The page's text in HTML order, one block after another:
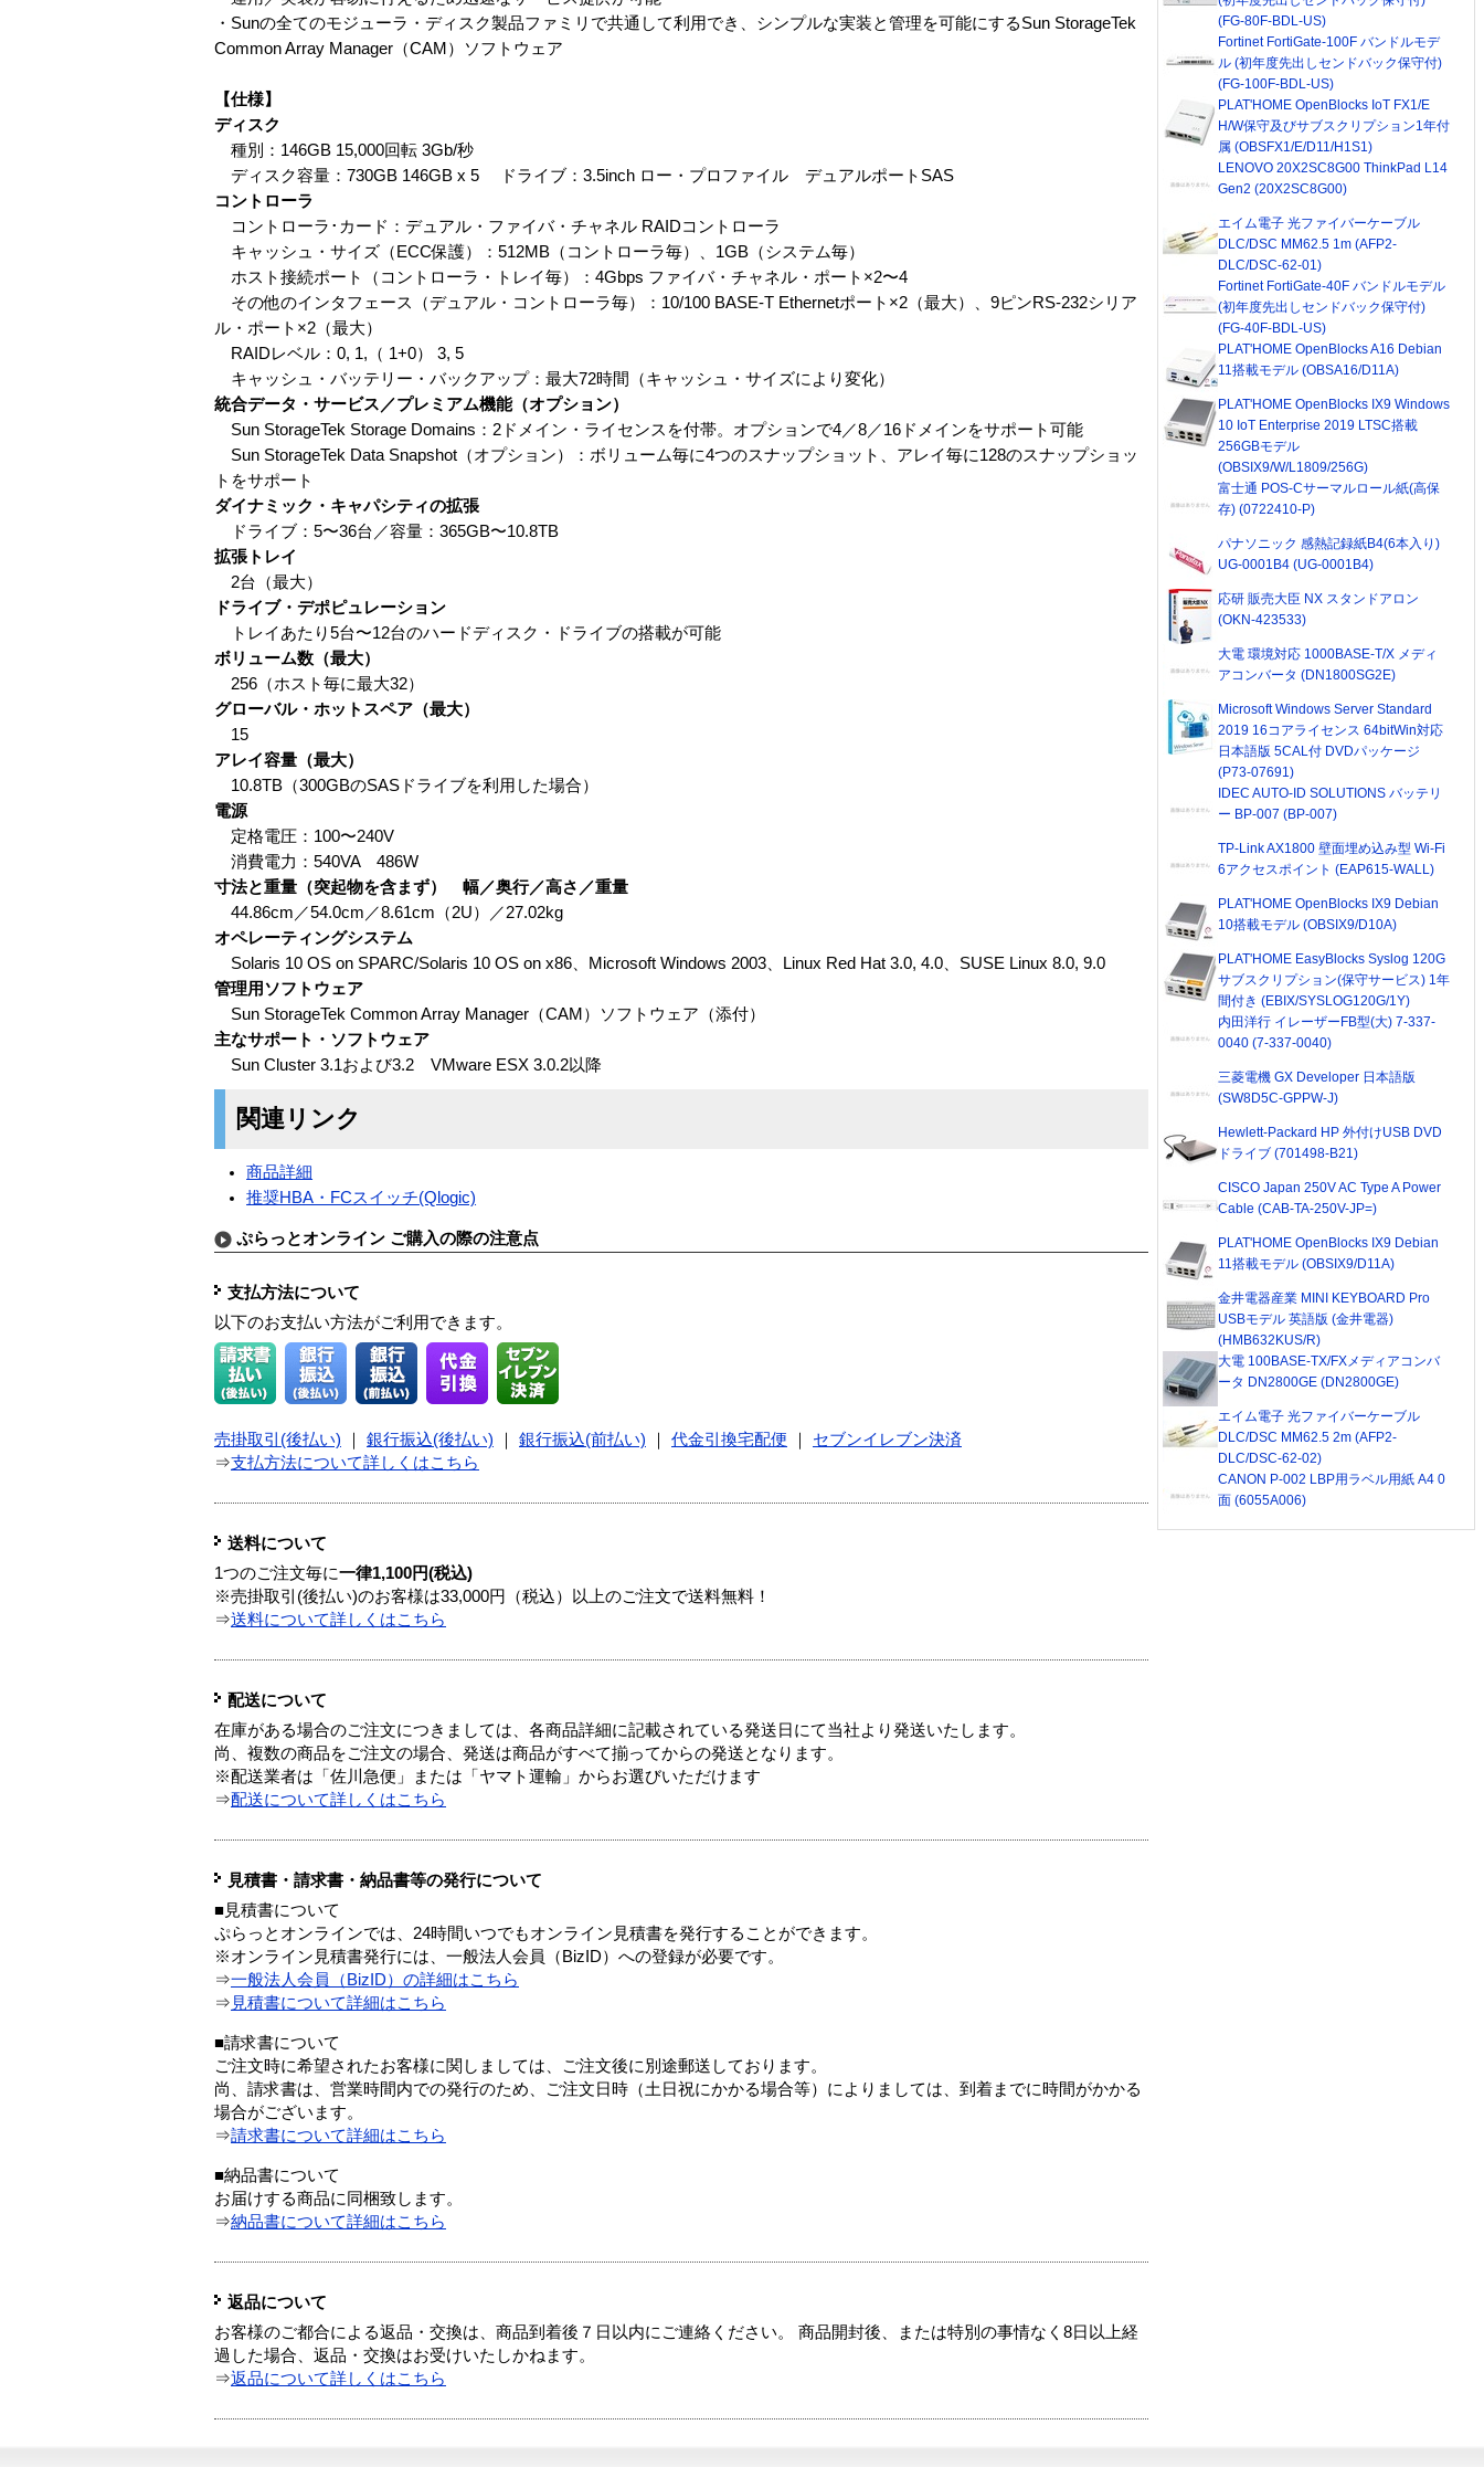
・Sunの全てのモジューラ・ディスク製品ファミリで共通して利用でき、シンプルな実装と管理を可能にするSun StorageTek
Common Array Manager（CAM）ソフトウェア
【仕様】
ディスク
種別：146GB 15,000回転 3Gb/秒
ディスク容量：730GB 146GB x 5 ドライブ：3.5inch ロー・プロファイル デュアルポートSAS
コントローラ
コントローラ･カード：デュアル・ファイバ・チャネル RAIDコントローラ
キャッシュ・サイズ（ECC保護）：512MB（コントローラ毎）、1GB（システム毎）
ホスト接続ポート（コントローラ・トレイ毎）：4Gbps ファイバ・チャネル・ポート×2〜4
その他のインタフェース（デュアル・コントローラ毎）：10/100 BASE-T Ethernetポート×2（最大）、9ピンRS-232シリア
ル・ポート×2（最大）
RAIDレベル：0, 1,（ 1+0） 3, 5
キャッシュ・バッテリー・バックアップ：最大72時間（キャッシュ・サイズにより変化）
統合データ・サービス／プレミアム機能（オプション）
Sun StorageTek Storage Domains：2ドメイン・ライセンスを付帯。オプションで4／8／16ドメインをサポート可能
Sun StorageTek Data Snapshot（オプション）：ボリューム毎に4つのスナップショット、アレイ毎に128のスナップショッ
トをサポート
ダイナミック・キャパシティの拡張
ドライブ：5〜36台／容量：365GB〜10.8TB
拡張トレイ
2台（最大）
ドライブ・デポピュレーション
トレイあたり5台〜12台のハードディスク・ドライブの搭載が可能
ボリューム数（最大）
256（ホスト毎に最大32）
グローバル・ホットスペア（最大）
15
アレイ容量（最大）
10.8TB（300GBのSASドライブを利用した場合）
電源
定格電圧：100〜240V
消費電力：540VA 486W
寸法と重量（突起物を含まず） 幅／奥行／高さ／重量
44.86cm／54.0cm／8.61cm（2U）／27.02kg
オペレーティングシステム
Solaris 10 OS on SPARC/Solaris 10 OS on x86、Microsoft Windows 2003、Linux Red Hat 3.0, 4.0、SUSE Linux 8.0, 9.0
管理用ソフトウェア
Sun StorageTek Common Array Manager（CAM）ソフトウェア（添付）
主なサポート・ソフトウェア
Sun Cluster 3.1および3.2 VMware ESX 3.0.2以降
関連リンク
商品詳細
推奨HBA・FCスイッチ(Qlogic)
ぷらっとオンライン ご購入の際の注意点
支払方法について
以下のお支払い方法がご利用できます。
売掛取引(後払い) 銀行振込(後払い) 銀行振込(前払い) 代金引換宅配便
セブンイレブン決済
⇒支払方法について詳しくはこちら
送料について
1つのご注文毎に一律1,100円(税込)
※売掛取引(後払い)のお客様は33,000円（税込）以上のご注文で送料無料！
⇒送料について詳しくはこちら
配送について
在庫がある場合のご注文につきましては、各商品詳細に記載されている発送日にて当社より発送いたします。
尚、複数の商品をご注文の場合、発送は商品がすべて揃ってからの発送となります。
※配送業者は「佐川急便」または「ヤマト運輸」からお選びいただけます
⇒配送について詳しくはこちら
見積書・請求書・納品書等の発行について
■見積書について
ぷらっとオンラインでは、24時間いつでもオンライン見積書を発行することができます。
※オンライン見積書発行には、一般法人会員（BizID）への登録が必要です。
⇒一般法人会員（BizID）の詳細はこちら
⇒ 見積書について詳細はこちら
■請求書について
ご注文時に希望されたお客様に関しましては、ご注文後に別途郵送しております。
尚、請求書は、営業時間内での発行のため、ご注文日時（土日祝にかかる場合等）によりましては、到着までに時間がかかる
場合がございます。
⇒請求書について詳細はこちら
■納品書について
お届けする商品に同梱致します。
⇒納品書について詳細はこちら
返品について
お客様のご都合による返品・交換は、商品到着後７日以内にご連絡ください。 商品開封後、または特別の事情なく8日以上経
過した場合、返品・交換はお受けいたしかねます。
⇒返品について詳しくはこちら
(FG-80F-BDL-US)
Fortinet FortiGate-100F バンドルモデ
ル (初年度先出しセンドバック保守付)
(FG-100F-BDL-US)
PLAT'HOME OpenBlocks IoT FX1/E
H/W保守及びサブスクリプション1年付
属 (OBSFX1/E/D11/H1S1)
LENOVO 20X2SC8G00 ThinkPad L14
Gen2 (20X2SC8G00)
エイム電子 光ファイバーケーブル
DLC/DSC MM62.5 1m (AFP2-
DLC/DSC-62-01)
Fortinet FortiGate-40F バンドルモデル
(初年度先出しセンドバック保守付)
(FG-40F-BDL-US)
PLAT'HOME OpenBlocks A16 Debian
11搭載モデル (OBSA16/D11A)
PLAT'HOME OpenBlocks IX9 Windows
10 IoT Enterprise 2019 LTSC搭載
256GBモデル
(OBSIX9/W/L1809/256G)
富士通 POS-Cサーマルロール紙(高保
存) (0722410-P)
パナソニック 感熱記録紙B4(6本入り)
UG-0001B4 (UG-0001B4)
応研 販売大臣 NX スタンドアロン
(OKN-423533)
大電 環境対応 1000BASE-T/X メディ
アコンバータ (DN1800SG2E)
Microsoft Windows Server Standard
2019 16コアライセンス 64bitWin対応
日本語版 5CAL付 DVDパッケージ
(P73-07691)
IDEC AUTO-ID SOLUTIONS バッテリ
ー BP-007 (BP-007)
TP-Link AX1800 壁面埋め込み型 Wi-Fi
6アクセスポイント (EAP615-WALL)
PLAT'HOME OpenBlocks IX9 Debian
10搭載モデル (OBSIX9/D10A)
PLAT'HOME EasyBlocks Syslog 120G
サブスクリプション(保守サービス) 1年
間付き (EBIX/SYSLOG120G/1Y)
内田洋行 イレーザーFB型(大) 7-337-
0040 (7-337-0040)
三菱電機 GX Developer 日本語版
(SW8D5C-GPPW-J)
Hewlett-Packard HP 外付けUSB DVD
ドライブ (701498-B21)
CISCO Japan 250V AC Type A Power
Cable (CAB-TA-250V-JP=)
PLAT'HOME OpenBlocks IX9 Debian
11搭載モデル (OBSIX9/D11A)
金井電器産業 MINI KEYBOARD Pro
USBモデル 英語版 (金井電器)
(HMB632KUS/R)
大電 100BASE-TX/FXメディアコンバ
ータ DN2800GE (DN2800GE)
エイム電子 光ファイバーケーブル
DLC/DSC MM62.5 2m (AFP2-
DLC/DSC-62-02)
CANON P-002 LBP用ラベル用紙 A4 0
面 (6055A006)